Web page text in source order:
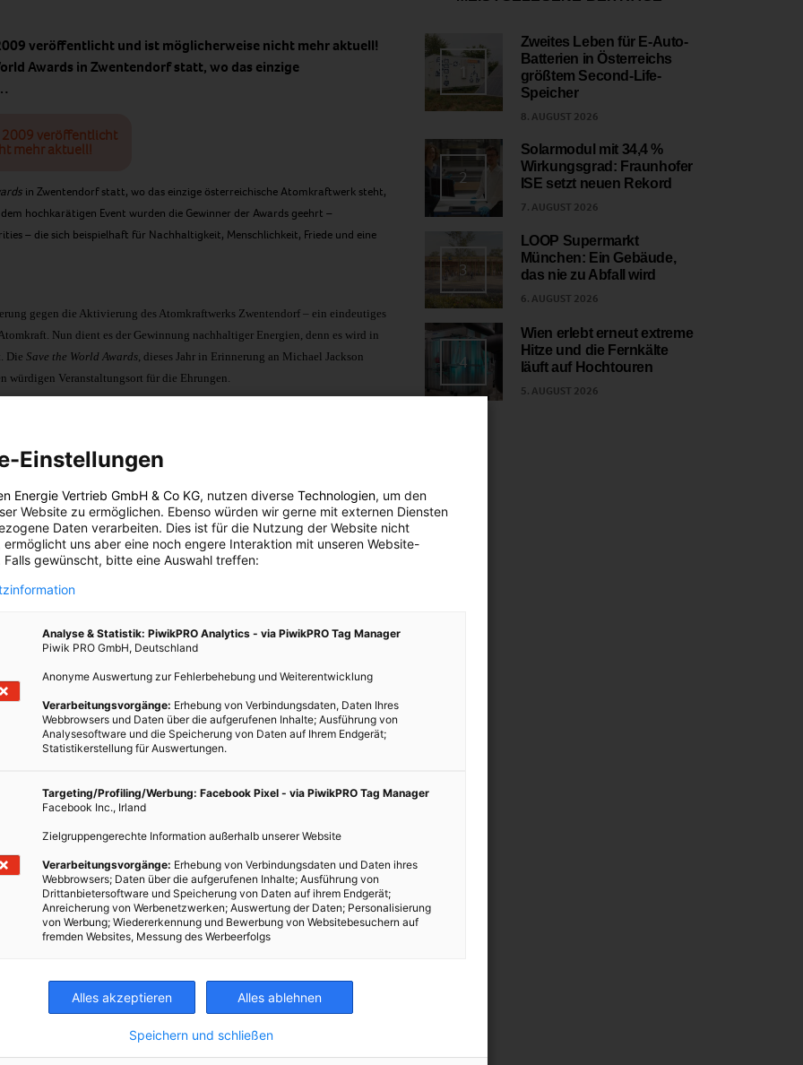
veröffentlicht und ist möglicherweise nicht mehr aktuell!
Awards in Zwentendorf statt, wo das einzige
2009 veröffentlicht
mehr aktuell!
in Zwentendorf statt, wo das einzige österreichische Atomkraftwerk steht,
hochkarätigen Event wurden die Gewinner der Awards geehrt –
– die sich beispielhaft für Nachhaltigkeit, Menschlichkeit, Friede und eine
gegen die Aktivierung des Atomkraftwerks Zwentendorf – ein eindeutiges
Nun dient es der Gewinnung nachhaltiger Energien, denn es wird in
Die Save the World Awards, dieses Jahr in Erinnerung an Michael Jackson
würdigen Veranstaltungsort für die Ehrungen.
hiess zahlreiche prominente Gäste am 24.Juli, trotz heftigen Regens,
der Hollywood-Schönheit Andy McDowell. In den Kategorien Klima,
Energie, Toleranz, Friede & Sicherheit, Würde, Hunger & Armut,
Gesellschaft wurden die Awards verliehen. Begleitet wurde die
Akrobatikshow, die sich unter anderem auch in vertikalen Ebenen –
– bewegte.
Heinz Böhm für sein Projekt people to people, an Thomas
Jackson – seinen Preis nahm sein Bruder Jermaine Jackson
vom internationalen grünen Kreuz, Helmut Kutin vom SOS-
außerodentlichen Bemühungen in humanitären, Belangen und
Weiters an Freda Meissner-Blau, eine Pionierin für
Carl Lewis, Sportler des Jahrhunderts, und Renée Ernst für die
auf lokale Energiequellen, organisches und regionales Catering, nachhaltige
Deko wie echte Pflanzen u.a. Gleichzeitig bieten die Awards vielen
Plattform für Spenden zu werben.
finden Sie unter
main.asp.
Zweites Leben für E-Auto-
Batterien in Österreichs
größtem Second-Life-
Speicher
8. AUGUST 2026
2
Solarmodul mit 34,4 %
Wirkungsgrad: Fraunhofer
ISE setzt neuen Rekord
7. AUGUST 2026
3
LOOP Supermarkt
München: Ein Gebäude,
das nie zu Abfall wird
6. AUGUST 2026
4
Wien erlebt erneut extreme
Hitze und die Fernkälte
läuft auf Hochtouren
5. AUGUST 2026
Einstellungen
Energie Vertrieb GmbH & Co KG, nutzen diverse Technologien, um den
Website zu ermöglichen. Ebenso würden wir gerne mit externen Diensten
Daten verarbeiten. Dies ist für die Nutzung der Website nicht
ermöglicht uns aber eine noch engere Interaktion mit unseren Website-
Falls gewünscht, bitte eine Auswahl treffen:
Analyse & Statistik: PiwikPRO Analytics - via PiwikPRO Tag Manager
Piwik PRO GmbH, Deutschland
Anonyme Auswertung zur Fehlerbehebung und Weiterentwicklung
Verarbeitungsvorgänge: Erhebung von Verbindungsdaten, Daten Ihres
Webbrowsers und Daten über die aufgerufenen Inhalte; Ausführung von
Analysesoftware und die Speicherung von Daten auf Ihrem Endgerät;
Statistikerstellung für Auswertungen.
Targeting/Profiling/Werbung: Facebook Pixel - via PiwikPRO Tag Manager
Facebook Inc., Irland
Zielgruppengerechte Information außerhalb unserer Website
Verarbeitungsvorgänge: Erhebung von Verbindungsdaten und Daten ihres
Webbrowsers; Daten über die aufgerufenen Inhalte; Ausführung von
Drittanbietersoftware und Speicherung von Daten auf ihrem Endgerät;
Anreicherung von Werbenetzwerken; Auswertung der Daten; Personalisierung
von Werbung; Wiedererkennung und Bewerbung von Websitebesuchern auf
fremden Websites, Messung des Werbeerfolgs
Alles akzeptieren Alles ablehnen
Speichern und schließen